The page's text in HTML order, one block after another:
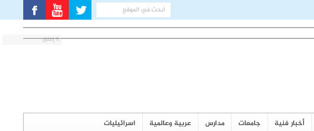
X إغلاق
أخبار فنية جامعات مدارس عربية وعالمية
اسرائيليات